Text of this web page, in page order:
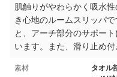
肌触りがやわらかく吸水
き心地のルームスリッパ
と、アーチ部分のサポー
います。また、滑り止め
素材
タオル